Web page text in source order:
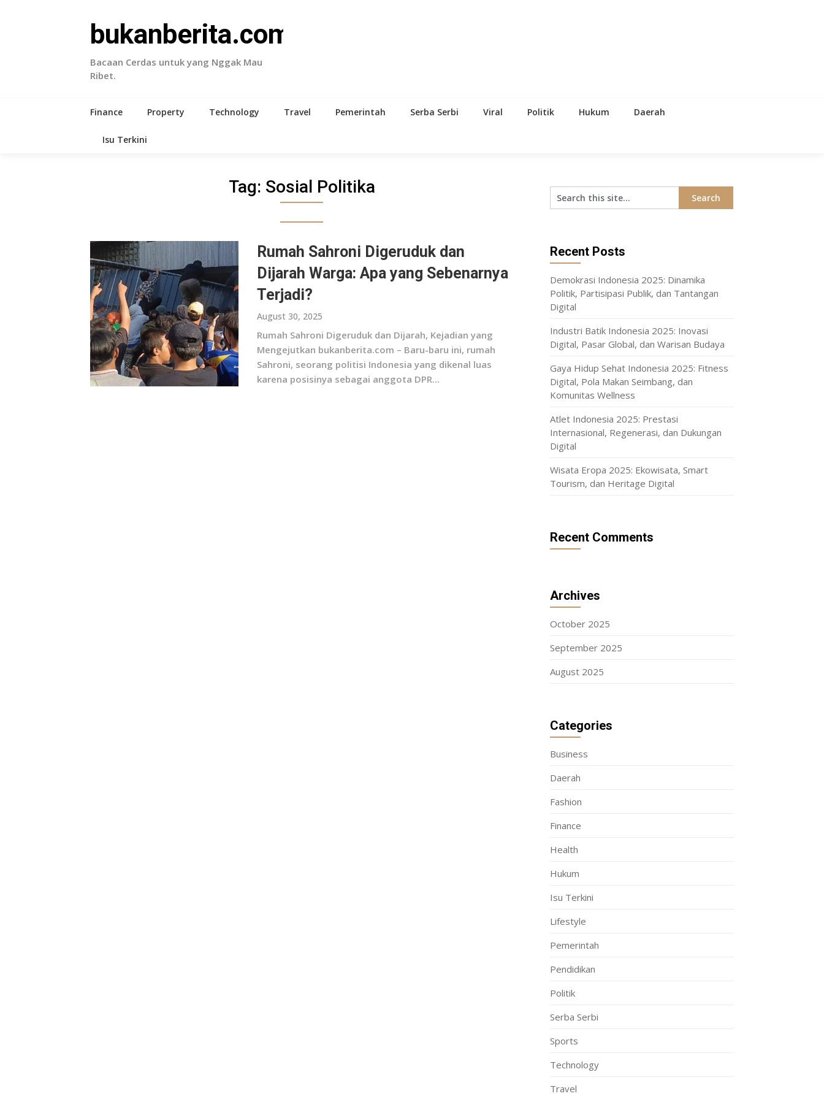
bukanberita.com
Bacaan Cerdas untuk yang Nggak Mau
Ribet.
Finance Property Technology Travel Pemerintah Serba Serbi Viral Politik Hukum Daerah
Isu Terkini
Tag: Sosial Politika
Rumah Sahroni Digeruduk dan
Dijarah Warga: Apa yang Sebenarnya
Terjadi?
August 30, 2025
Rumah Sahroni Digeruduk dan Dijarah, Kejadian yang
Mengejutkan bukanberita.com – Baru-baru ini, rumah
Sahroni, seorang politisi Indonesia yang dikenal luas
karena posisinya sebagai anggota DPR...
Recent Posts
Demokrasi Indonesia 2025: Dinamika
Politik, Partisipasi Publik, dan Tantangan
Digital
Industri Batik Indonesia 2025: Inovasi
Digital, Pasar Global, dan Warisan Budaya
Gaya Hidup Sehat Indonesia 2025: Fitness
Digital, Pola Makan Seimbang, dan
Komunitas Wellness
Atlet Indonesia 2025: Prestasi
Internasional, Regenerasi, dan Dukungan
Digital
Wisata Eropa 2025: Ekowisata, Smart
Tourism, dan Heritage Digital
Recent Comments
Archives
October 2025
September 2025
August 2025
Categories
Business
Daerah
Fashion
Finance
Health
Hukum
Isu Terkini
Lifestyle
Pemerintah
Pendidikan
Politik
Serba Serbi
Sports
Technology
Travel